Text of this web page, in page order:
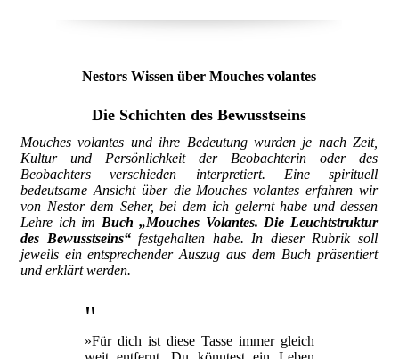
Nestors Wissen über Mouches volantes
Die Schichten des Bewusstseins
Mouches volantes und ihre Bedeutung wurden je nach Zeit,
Kultur und Persönlichkeit der Beobachterin oder des
Beobachters verschieden interpretiert. Eine spirituell
bedeutsame Ansicht über die Mouches volantes erfahren wir
von Nestor dem Seher, bei dem ich gelernt habe und dessen
Lehre ich im Buch „Mouches Volantes. Die Leuchtstruktur
des Bewusstseins“festgehalten habe. In dieser Rubrik soll
jeweils ein entsprechender Auszug aus dem Buch präsentiert
und erklärt werden.
"
»Für dich ist diese Tasse immer gleich